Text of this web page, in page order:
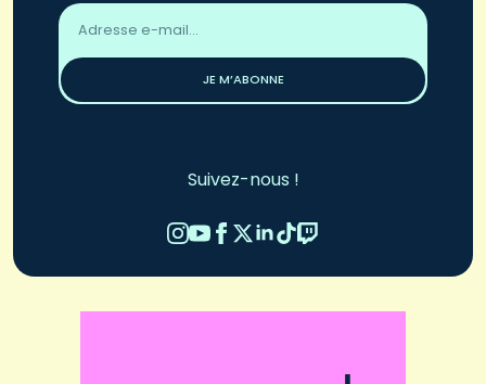
Adresse
email
JE M’ABONNE
Suivez-nous !